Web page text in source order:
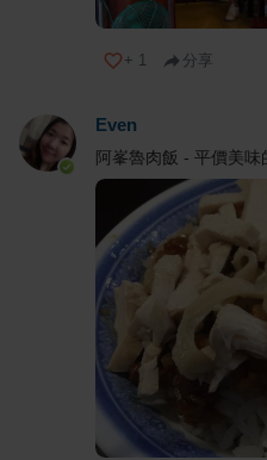
+ 1 分享
Even
阿峯魯肉飯 - 平價美